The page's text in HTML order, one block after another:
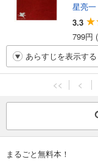
星亮一
3.3
799円
あらすじを表示する
<< <
まるごと無料本！